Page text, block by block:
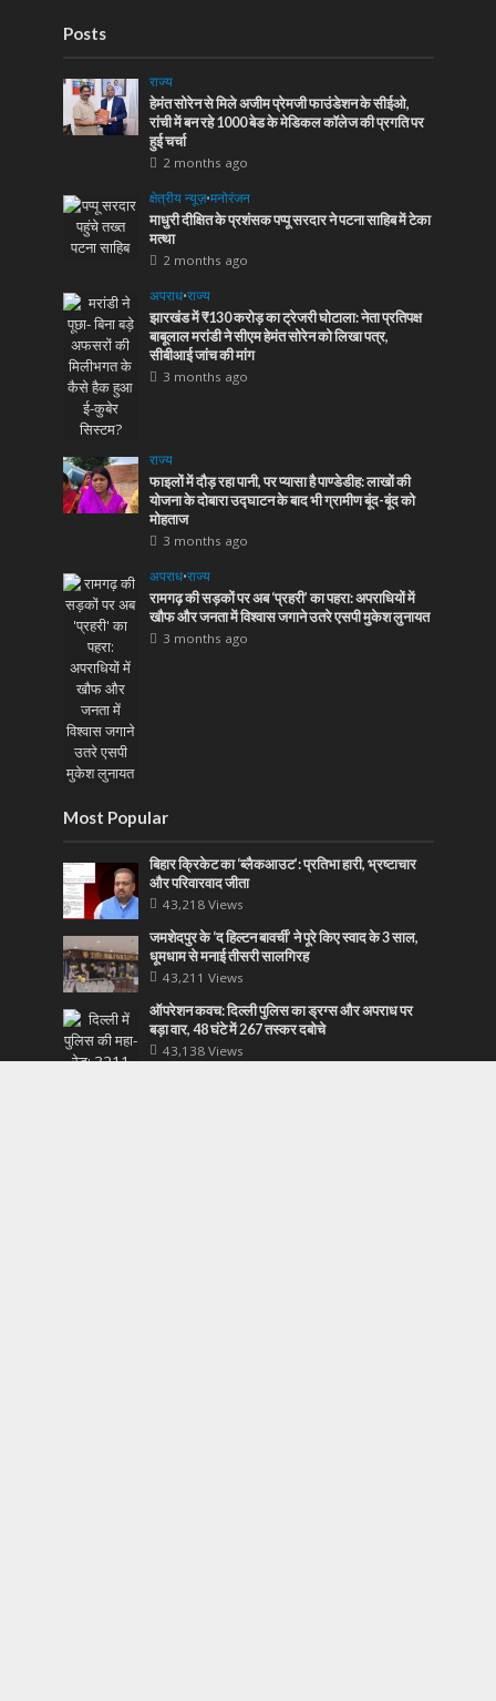
Posts
राज्य
हेमंत सोरेन से मिले अजीम प्रेमजी फाउंडेशन के सीईओ,
रांची में बन रहे 1000 बेड के मेडिकल कॉलेज की प्रगति पर
हुई चर्चा
2 months ago
क्षेत्रीय न्यूज़•मनोरंजन
माधुरी दीक्षित के प्रशंसक पप्पू सरदार ने पटना साहिब में टेका
मत्था
2 months ago
अपराध•राज्य
झारखंड में ₹130 करोड़ का ट्रेजरी घोटाला: नेता प्रतिपक्ष
बाबूलाल मरांडी ने सीएम हेमंत सोरेन को लिखा पत्र,
सीबीआई जांच की मांग
3 months ago
राज्य
फाइलों में दौड़ रहा पानी, पर प्यासा है पाण्डेडीह: लाखों की
योजना के दोबारा उद्घाटन के बाद भी ग्रामीण बूंद-बूंद को
मोहताज
3 months ago
अपराध•राज्य
रामगढ़ की सड़कों पर अब ‘प्रहरी’ का पहरा: अपराधियों में
खौफ और जनता में विश्वास जगाने उतरे एसपी मुकेश लुनायत
3 months ago
Most Popular
बिहार क्रिकेट का ‘ब्लैकआउट’: प्रतिभा हारी, भ्रष्टाचार
और परिवारवाद जीता
43,218 Views
जमशेदपुर के ‘द हिल्टन बावर्ची’ ने पूरे किए स्वाद के 3 साल,
धूमधाम से मनाई तीसरी सालगिरह
43,211 Views
ऑपरेशन कवच: दिल्ली पुलिस का ड्रग्स और अपराध पर
बड़ा वार, 48 घंटे में 267 तस्कर दबोचे
43,138 Views